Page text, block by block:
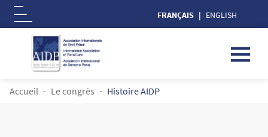
Aller au contenu principal
FRANÇAIS ENGLISH
Logo
FIL D'ARIANE
Accueil Le congrès Histoire AIDP